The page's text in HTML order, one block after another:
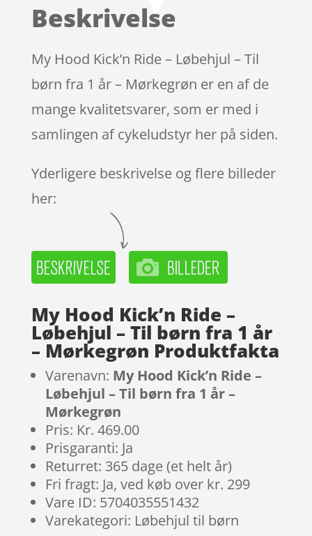
Beskrivelse
My Hood Kick’n Ride – Løbehjul – Til
børn fra 1 år – Mørkegrøn er en af de
mange kvalitetsvarer, som er med i
samlingen af cykeludstyr her på siden.
Yderligere beskrivelse og flere billeder
her:
My Hood Kick’n Ride –
Løbehjul – Til børn fra 1 år
– Mørkegrøn Produktfakta
Varenavn: My Hood Kick’n Ride –
Løbehjul – Til børn fra 1 år –
Mørkegrøn
Pris: Kr. 469.00
Prisgaranti: Ja
Returret: 365 dage (et helt år)
Fri fragt: Ja, ved køb over kr. 299
Vare ID: 5704035551432
Varekategori: Løbehjul til børn